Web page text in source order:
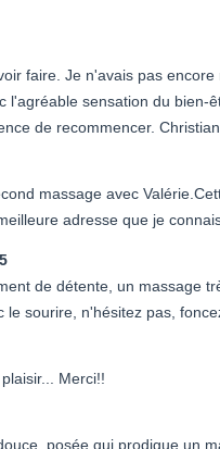
faire. Je n'avais pas
l'agréable sensation du
de recommencer. Christian
massage avec
adresse que je
de détente, un massage
sourire, n'hésitez pas,
Merci!!
posée qui prodigue un